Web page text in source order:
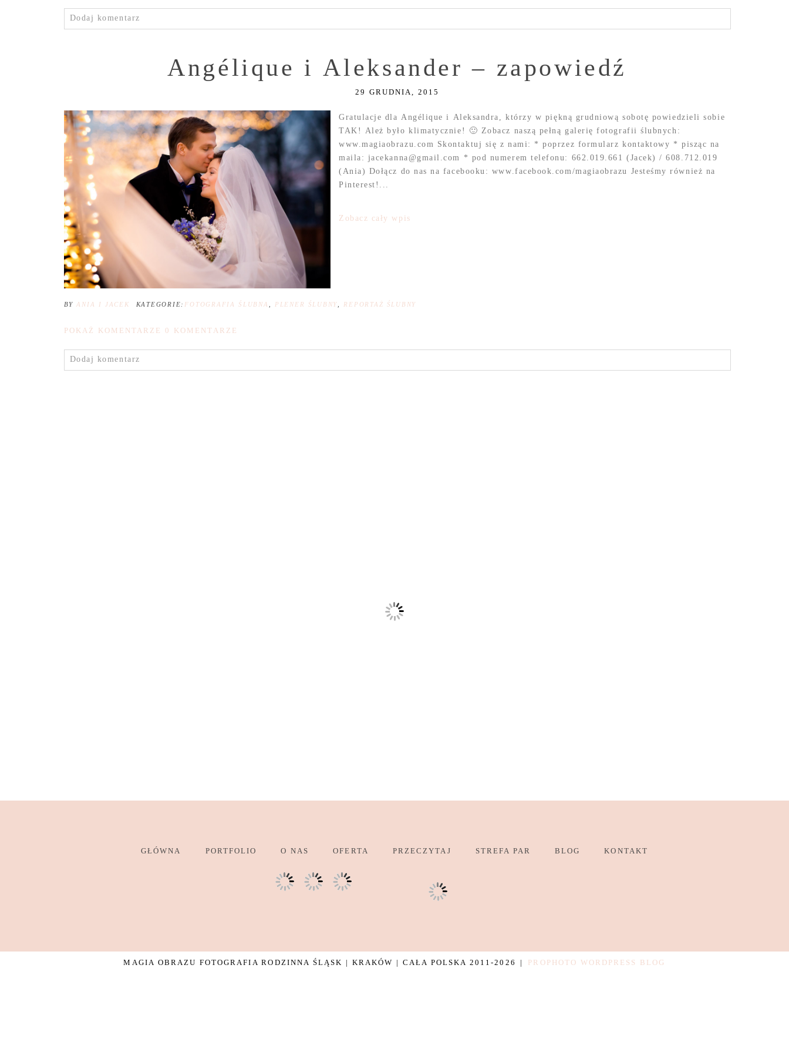
Dodaj komentarz
Angélique i Aleksander – zapowiedź
29 GRUDNIA, 2015
Gratulacje dla Angélique i Aleksandra, którzy w piękną grudniową sobotę powiedzieli sobie
TAK! Ależ było klimatycznie! 🙂 Zobacz naszą pełną galerię fotografii ślubnych:
www.magiaobrazu.com Skontaktuj się z nami: * poprzez formularz kontaktowy * pisząc na
maila: jacekanna@gmail.com * pod numerem telefonu: 662.019.661 (Jacek) / 608.712.019
(Ania) Dołącz do nas na facebooku: www.facebook.com/magiaobrazu Jesteśmy również na
Pinterest!...
Zobacz cały wpis
BY ANIA I JACEK KATEGORIE: FOTOGRAFIA ŚLUBNA PLENER ŚLUBNY REPORTAŻ ŚLUBNY
POKAŻ KOMENTARZE 0 KOMENTARZE
Dodaj komentarz
GŁÓWNA PORTFOLIO O NAS OFERTA PRZECZYTAJ STREFA PAR BLOG KONTAKT
MAGIA OBRAZU FOTOGRAFIA RODZINNA ŚLĄSK | KRAKÓW | CAŁA POLSKA 2011-2026 | PROPHOTO WORDPRESS BLOG